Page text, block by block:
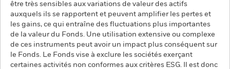
être très sensibles aux variations de valeur des actifs
auxquels ils se rapportent et peuvent amplifier les pertes et
les gains, ce qui entraîne des fluctuations plus importantes
de la valeur du Fonds. Une utilisation extensive ou complexe
de ces instruments peut avoir un impact plus conséquent sur
le Fonds. Le Fonds vise à exclure les sociétés exerçant
certaines activités non conformes aux critères ESG. Il est donc